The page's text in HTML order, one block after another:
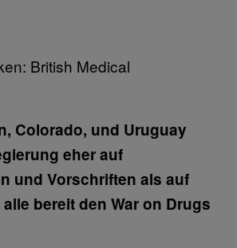
British Medical
Colorado, und Uruguay
eher auf
und Vorschriften als auf
bereit den War on Drugs